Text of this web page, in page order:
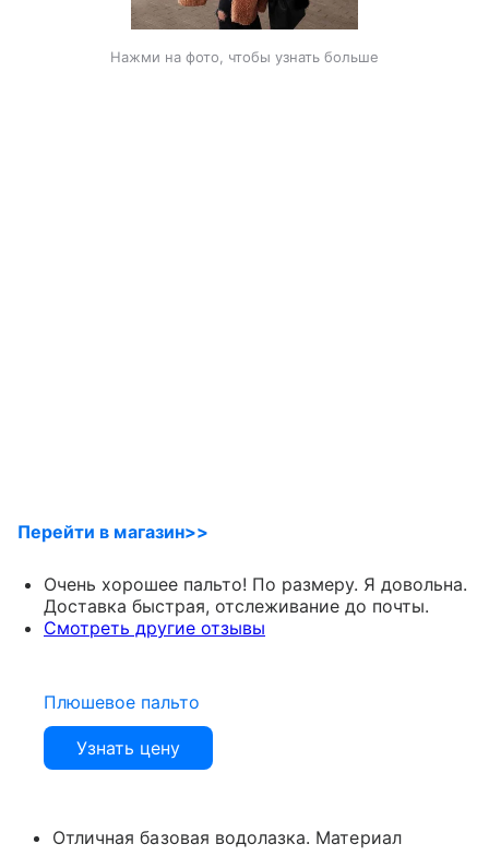
Нажми на фото, чтобы узнать больше
Перейти в магазин>>
Очень хорошее пальто! По размеру. Я довольна.
Доставка быстрая, отслеживание до почты.
Смотреть другие отзывы
Плюшевое пальто
Узнать цену
Отличная базовая водолазка. Материал